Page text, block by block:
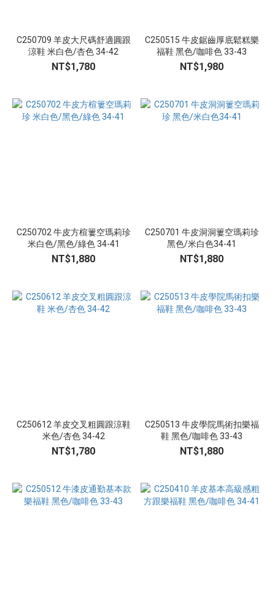
C250709 羊皮大尺碼舒適圓跟
涼鞋 米白色/杏色 34-42
NT$1,780
C250515 牛皮鋸齒厚底鬆糕樂
福鞋 黑色/咖啡色 33-43
NT$1,980
C250702 牛皮方楦簍空瑪莉珍
米白色/黑色/綠色 34-41
NT$1,880
C250701 牛皮洞洞簍空瑪莉珍
黑色/米白色34-41
NT$1,880
C250612 羊皮交叉粗圓跟涼鞋
米色/杏色 34-42
NT$1,780
C250513 牛皮學院馬術扣樂福
鞋 黑色/咖啡色 33-43
NT$1,880